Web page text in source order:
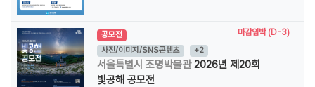
공모전
마감임박 (D-3)
사진/이미지/SNS콘텐츠
+2
서울특별시 조명박물관2026년 제20회
빛공해 공모전